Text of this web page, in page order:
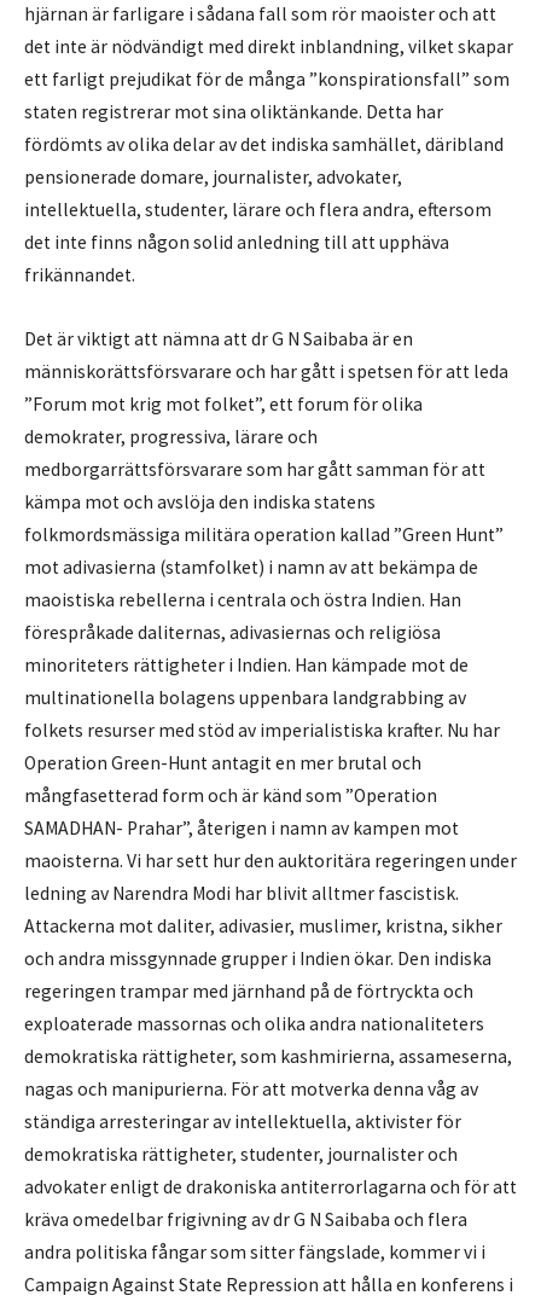
hjärnan är farligare i sådana fall som rör maoister och att
det inte är nödvändigt med direkt inblandning, vilket skapar
ett farligt prejudikat för de många ”konspirationsfall” som
staten registrerar mot sina oliktänkande. Detta har
fördömts av olika delar av det indiska samhället, däribland
pensionerade domare, journalister, advokater,
intellektuella, studenter, lärare och flera andra, eftersom
det inte finns någon solid anledning till att upphäva
frikännandet.
Det är viktigt att nämna att dr G N Saibaba är en
människorättsförsvarare och har gått i spetsen för att leda
”Forum mot krig mot folket”, ett forum för olika
demokrater, progressiva, lärare och
medborgarrättsförsvarare som har gått samman för att
kämpa mot och avslöja den indiska statens
folkmordsmässiga militära operation kallad ”Green Hunt”
mot adivasierna (stamfolket) i namn av att bekämpa de
maoistiska rebellerna i centrala och östra Indien. Han
förespråkade daliternas, adivasiernas och religiösa
minoriteters rättigheter i Indien. Han kämpade mot de
multinationella bolagens uppenbara landgrabbing av
folkets resurser med stöd av imperialistiska krafter. Nu har
Operation Green-Hunt antagit en mer brutal och
mångfasetterad form och är känd som ”Operation
SAMADHAN- Prahar”, återigen i namn av kampen mot
maoisterna. Vi har sett hur den auktoritära regeringen under
ledning av Narendra Modi har blivit alltmer fascistisk.
Attackerna mot daliter, adivasier, muslimer, kristna, sikher
och andra missgynnade grupper i Indien ökar. Den indiska
regeringen trampar med järnhand på de förtryckta och
exploaterade massornas och olika andra nationaliteters
demokratiska rättigheter, som kashmirierna, assameserna,
nagas och manipurierna. För att motverka denna våg av
ständiga arresteringar av intellektuella, aktivister för
demokratiska rättigheter, studenter, journalister och
advokater enligt de drakoniska antiterrorlagarna och för att
kräva omedelbar frigivning av dr G N Saibaba och flera
andra politiska fångar som sitter fängslade, kommer vi i
Campaign Against State Repression att hålla en konferens i